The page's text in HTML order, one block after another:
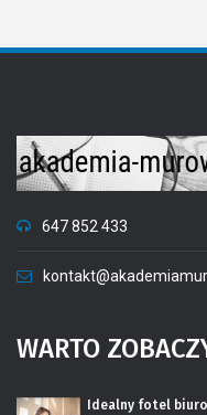
647 852 433
WARTO
Idealny fotel